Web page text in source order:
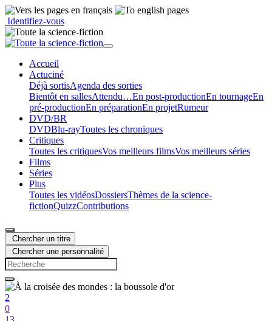
Identifiez-vous
Accueil
Actuciné
Déjà sortisAgenda des sorties
Bientôt en sallesAttendu…En post-productionEn tournageEn
pré-productionEn préparationEn projetRumeur
DVD/BR
DVDBlu-rayToutes les chroniques
Critiques
Toutes les critiquesVos meilleurs filmsVos meilleurs séries
Films
Séries
Plus
Toutes les vidéosDossiersThèmes de la science-
fictionQuizzContributions
Chercher un titre
Chercher une personnalité
2
0